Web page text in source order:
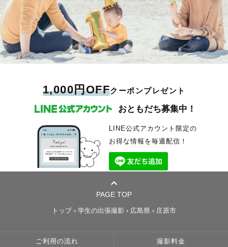
1,000円OFFクーポンプレゼント
おともだち募集中！
LINE公式アカウント限定の
お得な情報を毎週配信！
PAGE TOP
トップ › 学生の出張撮影 › 広島県 › 庄原市
ご利用の流れ 撮影料金